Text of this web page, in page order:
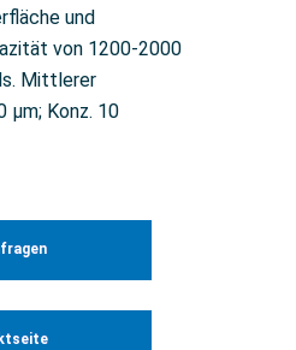
und
von 1200-2000
Mittlerer
µm; Konz. 10